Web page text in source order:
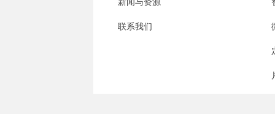
联系我们